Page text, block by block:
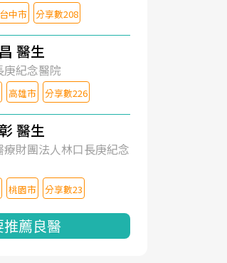
台中市 分享數208
醫生
庚紀念醫院
高雄市 分享數226
醫生
療財團法人林口長庚紀念
桃園市 分享數23
推薦良醫